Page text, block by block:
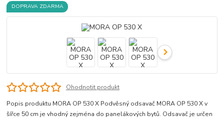
DOPRAVA ZDARMA
Ohodnotit produkt
Popis produktu MORA OP 530 X Podvěsný odsavač MORA OP 530 X v
šířce 50 cm je vhodný zejména do panelákových bytů. Odsavač je určen